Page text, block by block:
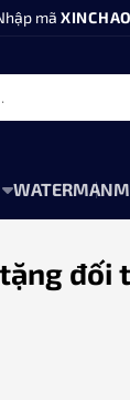
mãXINCHAO
WATERMAN